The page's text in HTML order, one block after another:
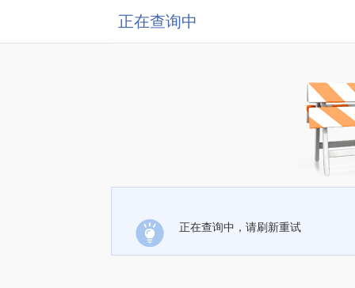
正在查询中
正在查询中，请刷新重试